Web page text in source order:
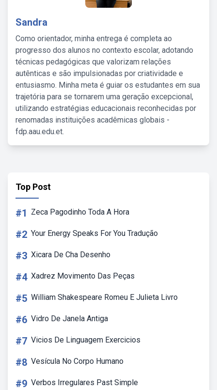
Sandra
Como orientador, minha entrega é completa ao
progresso dos alunos no contexto escolar, adotando
técnicas pedagógicas que valorizam relações
autênticas e são impulsionadas por criatividade e
entusiasmo. Minha meta é guiar os estudantes em sua
trajetória para se tornarem uma geração excepcional,
utilizando estratégias educacionais reconhecidas por
renomadas instituições acadêmicas globais -
fdp.aau.edu.et.
Top Post
#1 Zeca Pagodinho Toda A Hora
#2 Your Energy Speaks For You Tradução
#3 Xicara De Cha Desenho
#4 Xadrez Movimento Das Peças
#5 William Shakespeare Romeu E Julieta Livro
#6 Vidro De Janela Antiga
#7 Vicios De Linguagem Exercicios
#8 Vesícula No Corpo Humano
#9 Verbos Irregulares Past Simple